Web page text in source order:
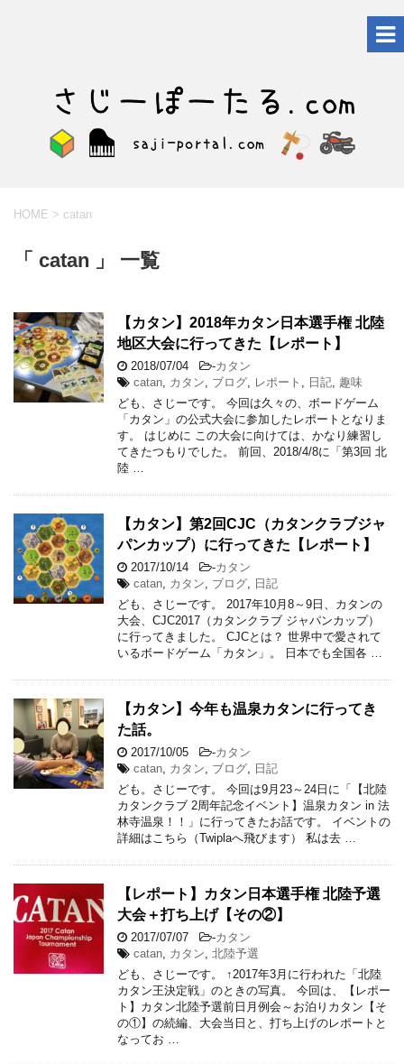
HOME > catan
「 catan 」 一覧
【カタン】2018年カタン日本選手権 北陸
地区大会に行ってきた【レポート】
2018/07/04 -カタン
catan, カタン, ブログ, レポート , 日記, 趣味
ども、さじーです。 今回は久々の、ボードゲーム
「カタン」の公式大会に参加したレポートとなりま
す。 はじめに この大会に向けては、かなり練習し
てきたつもりでした。 前回、2018/4/8に「第3回 北
陸 …
【カタン】第2回CJC（カタンクラブジャ
パンカップ）に行ってきた【レポート】
2017/10/14 -カタン
catan, カタン, ブログ, 日記
ども、さじーです。 2017年10月8～9日、カタンの
大会、CJC2017（カタンクラブ ジャパンカップ）
に行ってきました。 CJCとは？ 世界中で愛されて
いるボードゲーム「カタン」。 日本でも全国各 …
【カタン】今年も温泉カタンに行ってき
た話。
2017/10/05 -カタン
catan, カタン, ブログ, 日記
ども。さじーです。 今回は9月23～24日に「【北陸
カタンクラブ 2周年記念イベント】温泉カタン in 法
林寺温泉！！」に行ってきたお話です。 イベントの
詳細はこちら（Twiplaへ飛びます） 私は去 …
【レポート】カタン日本選手権 北陸予選
大会＋打ち上げ【その②】
2017/07/07 -カタン
catan, カタン, 北陸予選
ども、さじーです。 ↑2017年3月に行われた「北陸
カタン王決定戦」のときの写真。 今回は、【レポー
ト】カタン北陸予選前日月例会～お泊りカタン【そ
の①】の続編、大会当日と、打ち上げのレポートと
なってお …